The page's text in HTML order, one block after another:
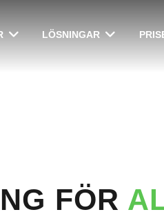
LÖSNINGAR
FÖR